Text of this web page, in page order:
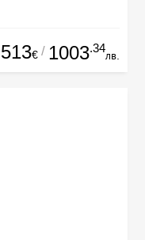
513€ / 1003.34
лв.